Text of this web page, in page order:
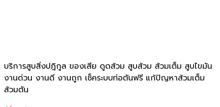
บริการสูบสิ่งปฎิกูล ของเสีย ดูดส้วม สูบส้วม ส้วมเต็ม สูบไขมัน
งานด่วน งานดี งานถูก เช็คระบบท่อตันฟรี แก้ปัญหาส้วมเต็ม
ส้วมตัน